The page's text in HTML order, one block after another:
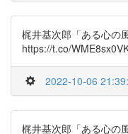
梶井基次郎「ある心の
https://t.co/
2022-10-06
梶井基次郎「ある心の